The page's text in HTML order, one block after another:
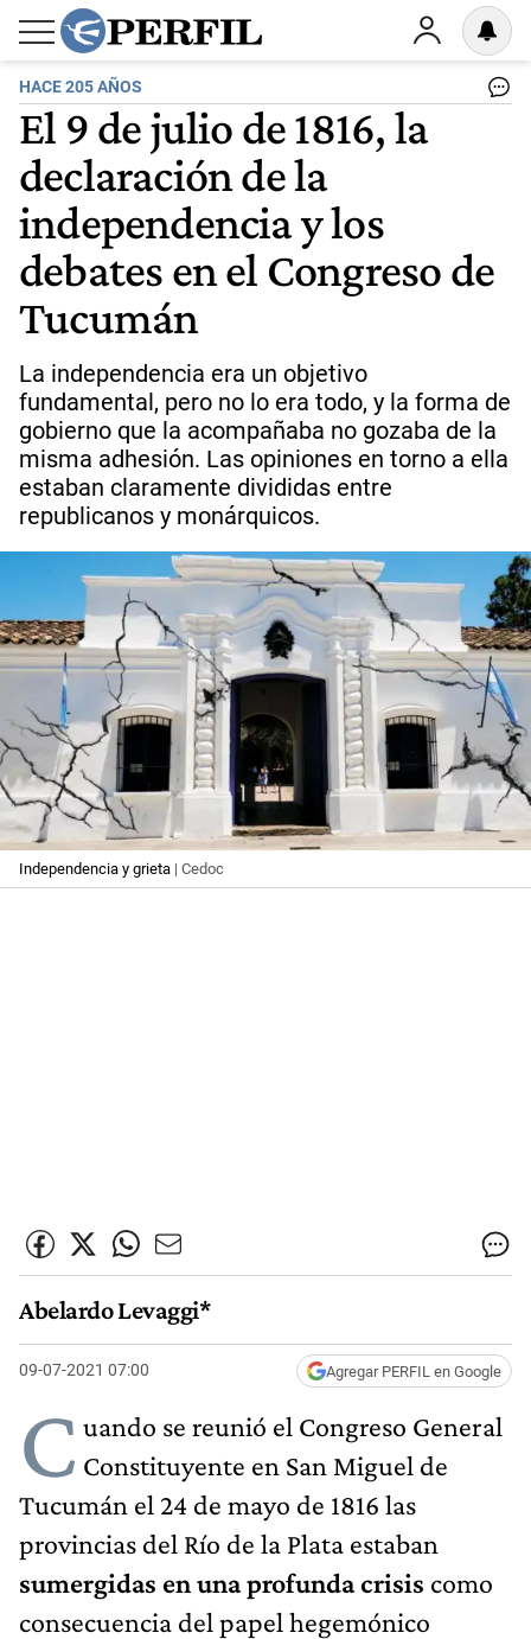
HACE 205 AÑOS
El 9 de julio de 1816, la
declaración de la
independencia y los
debates en el Congreso de
Tucumán
La independencia era un objetivo
fundamental, pero no lo era todo, y la forma de
gobierno que la acompañaba no gozaba de la
misma adhesión. Las opiniones en torno a ella
estaban claramente divididas entre
republicanos y monárquicos.
Independencia y grieta | Cedoc
Abelardo Levaggi*
09-07-2021 07:00 Agregar PERFIL en Google
C uando se reunió el Congreso General
Constituyente en San Miguel de
Tucumán el 24 de mayo de 1816 las
provincias del Río de la Plata estaban
sumergidas en una profunda crisis como
consecuencia del papel hegemónico